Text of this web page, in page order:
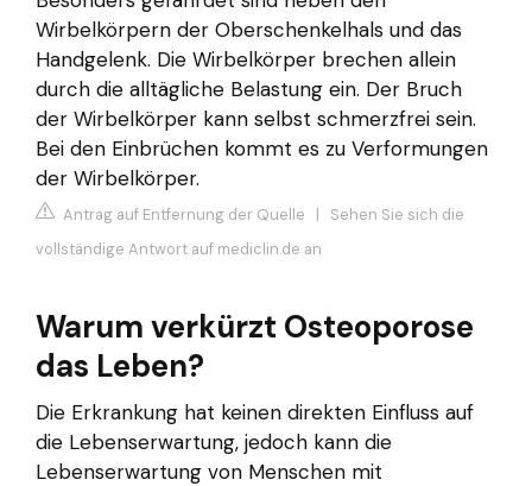
Wirbelkörpern der Oberschenkelhals und das
Handgelenk. Die Wirbelkörper brechen allein
durch die alltägliche Belastung ein. Der Bruch
der Wirbelkörper kann selbst schmerzfrei sein.
Bei den Einbrüchen kommt es zu Verformungen
der Wirbelkörper.
Antrag auf Entfernung der Quelle | Sehen Sie sich die
vollständige Antwort auf mediclin.de an
Warum verkürzt Osteoporose
das Leben?
Die Erkrankung hat keinen direkten Einfluss auf
die Lebenserwartung, jedoch kann die
Lebenserwartung von Menschen mit